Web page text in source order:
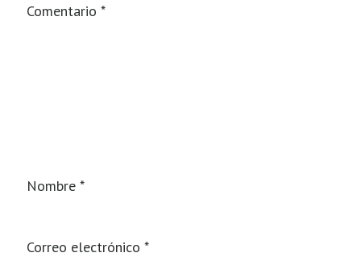
Comentario *
Nombre *
Correo electrónico *